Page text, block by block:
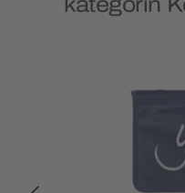
kategorin